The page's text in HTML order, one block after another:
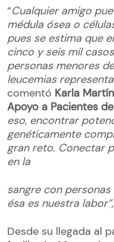
“Cualquier amigo
médula ósea o
pues se estima que
cinco y seis mil
personas menores
leucemias
comentó Karla
Apoyo a Pacientes
eso, encontrar
genéticamente
gran reto. Conectar
en la
sangre con
ésa es nuestra labor”,
Desde su llegada al